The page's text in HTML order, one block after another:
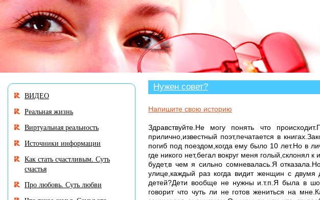
В разделе «Нужен совет?» много историй,
авторы которых остро нуждаются в Вашем
участии и совете.
Нужен совет?
Напишите свою историю
Здравствуйте.Не могу понять что
прилично,известный поэт,печатается в
погиб под поездом,когда ему было 10 лет.Но в
где никого нет,бегал вокруг меня голый,склонял
будет,в чем я сильно сомневалась.Я
улице,каждый раз когда видит женщин с двумя
детей?Дети вообще не нужны и.т.п.Я была в
говорит что чуть ли не готов жениться на
ВИДЕО
Реальная жизнь
Виртуальная реальность
Источники информации
Как стать счастливым. Суть
счастья
Про любовь. Суть любви